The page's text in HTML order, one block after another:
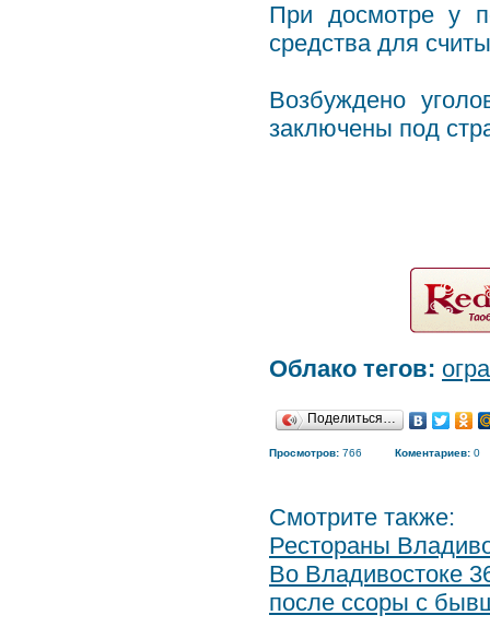
При досмотре у
средства для
Возбуждено
заключены под
Облако тегов:
Поделиться…
Просмотров: 766 Коментариев: 0
Смотрите также:
Рестораны
Во Владивостоке
после ссоры с